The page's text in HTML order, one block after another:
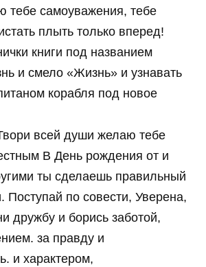
тебе самоуважения, тебе
плыть только вперед!
книги под названием
и смело «Жизнь» и узнавать
корабля под новое
всей души желаю тебе
В День рождения от и
ты сделаешь правильный
по совести, Уверена,
дружбу и борись заботой,
за правду и
и характером,